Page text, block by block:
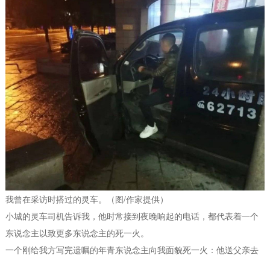
我曾在采访时搭过的灵车。（图/作家提供）
小城的灵车司机告诉我，他时常接到夜晚响起的电话，都代表着一个
东说念主以致更多东说念主的死一火。
一个刚给我方写完遗嘱的年青东说念主向我面貌死一火：他送父亲去